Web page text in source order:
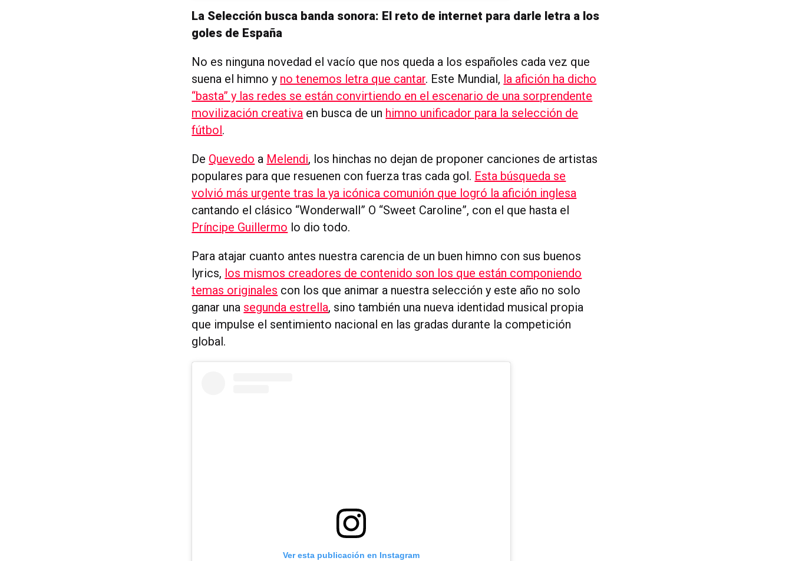
La Selección busca banda sonora: El reto de internet para darle letra a los
goles de España
No es ninguna novedad el vacío que nos queda a los españoles cada vez que
suena el himno y no tenemos letra que cantar. Este Mundial, la afición ha dicho
“basta” y las redes se están convirtiendo en el escenario de una sorprendente
movilización creativa en busca de un himno unificador para la selección de
fútbol.
De Quevedo a Melendi, los hinchas no dejan de proponer canciones de artistas
populares para que resuenen con fuerza tras cada gol. Esta búsqueda se
volvió más urgente tras la ya icónica comunión que logró la afición inglesa
cantando el clásico “Wonderwall” O “Sweet Caroline”, con el que hasta el
Príncipe Guillermo lo dio todo.
Para atajar cuanto antes nuestra carencia de un buen himno con sus buenos
lyrics, los mismos creadores de contenido son los que están componiendo
temas originales con los que animar a nuestra selección y este año no solo
ganar una segunda estrella, sino también una nueva identidad musical propia
que impulse el sentimiento nacional en las gradas durante la competición
global.
Ver esta publicación en Instagram